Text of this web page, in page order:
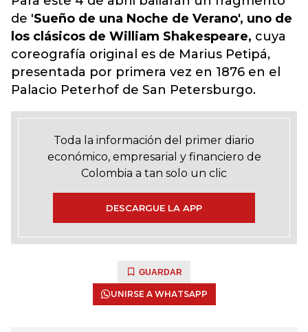
de 'Sueño de una Noche de Verano', uno de
los clásicos de William Shakespeare, cuya
coreografía original es de Marius Petipá,
presentada por primera vez en 1876 en el
Palacio Peterhof de San Petersburgo.
Toda la información del primer diario
económico, empresarial y financiero de
Colombia a tan solo un clic
DESCARGUE LA APP
GUARDAR
UNIRSE A WHATSAPP